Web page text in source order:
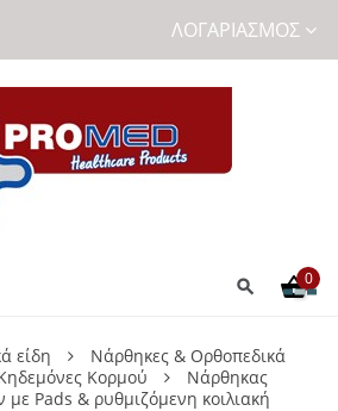
ΛΟΓΑΡΙΑΣΜΌΣ
0
είδη
Νάρθηκες & Ορθοπεδικά
Κορμού
Νάρθηκας
Pads & ρυθμιζόμενη κοιλιακή